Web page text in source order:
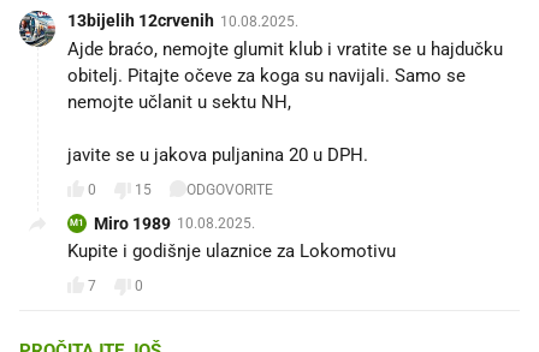
13bijelih 12crvenih 10.08.2025.
Ajde braćo, nemojte glumit klub i vratite se u hajdučku
obitelj. Pitajte očeve za koga su navijali. Samo se
nemojte učlanit u sektu NH,
javite se u jakova puljanina 20 u DPH.
0 15 ODGOVORITE
M1 Miro 1989 10.08.2025.
Kupite i godišnje ulaznice za Lokomotivu 😂
7 0